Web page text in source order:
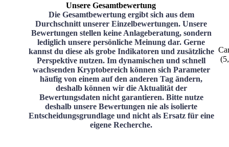
Unsere Gesamtbewertung
Die Gesamtbewertung ergibt sich aus dem
Durchschnitt unserer Einzelbewertungen. Unsere
Bewertungen stellen keine Anlageberatung, sondern
lediglich unsere persönliche Meinung dar. Gerne
kannst du diese als grobe Indikatoren und zusätzliche
Perspektive nutzen. Im dynamischen und schnell
wachsenden Kryptobereich können sich Parameter
häufig von einem auf den anderen Tag ändern,
deshalb können wir die Aktualität der
Bewertungsdaten nicht garantieren. Bitte nutze
deshalb unsere Bewertungen nie als isolierte
Entscheidungsgrundlage und nicht als Ersatz für eine
eigene Recherche.
(